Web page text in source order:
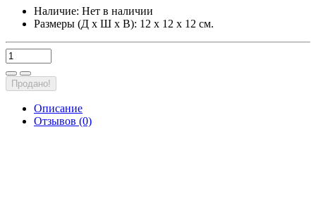
Наличие: Нет в наличии
Размеры (Д х Ш х В): 12 х 12 х 12 см.
Продано!
Описание
Отзывов (0)